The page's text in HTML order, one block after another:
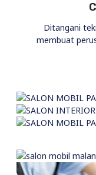
Ditangani
membuat